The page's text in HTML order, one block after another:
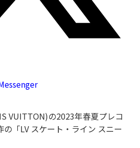
VUITTON)の2023年春夏プレコ
「LV スケート・ライン スニー